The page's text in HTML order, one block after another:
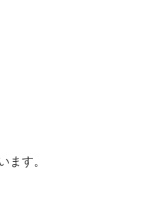
ます。